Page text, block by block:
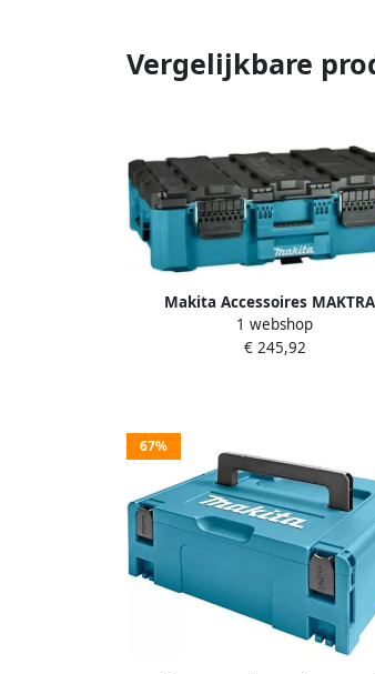
Vergelijkbare
Makita Accessoires
Gereedschapskist Large P-
1 webshop
€ 245,92
67%